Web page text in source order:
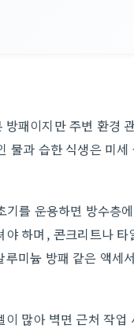
패이지만 주변 환경
물과 습한 식생은 미
를 운용하면 방수층
하며, 콘크리트나
미늄 방패 같은 액세
많아 벽면 근처 작